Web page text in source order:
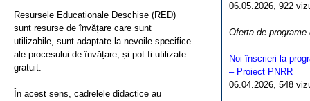
06.05.2026, 922
Oferta de programe
Noi înscrieri la
– Proiect PNRR
06.04.2026, 548
Resursele Educaționale Deschise (RED)
sunt resurse de învățare care sunt
utilizabile, sunt adaptate la nevoile specifice
ale procesului de învățare, și pot fi utilizate
gratuit.
În acest sens, cadrelele didactice au